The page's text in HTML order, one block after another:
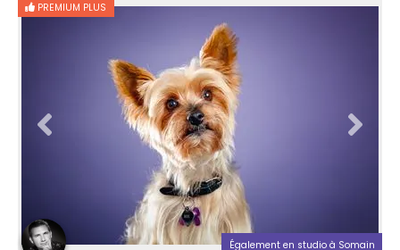
PREMIUM PLUS
Également en studio à Somain